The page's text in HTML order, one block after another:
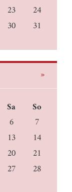
23 24
30 31
»
Sa
So
6 7
13 14
20 21
27 28